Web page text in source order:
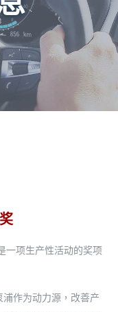
一项生产性活动的奖项
作为动力源，改善产